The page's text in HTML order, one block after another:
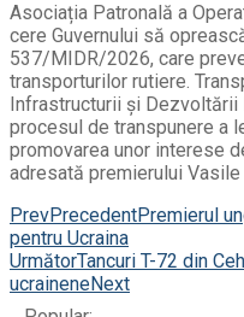
Asociația Patronală a
cere Guvernului să
537/MIDR/2026, care
transporturilor rutiere.
Infrastructurii și
procesul de transpunere a
promovarea unor interese
adresată premierului
PrevPrecedentPremierul
pentru Ucraina
UrmătorTancuri T-72 din
ucraineneNext